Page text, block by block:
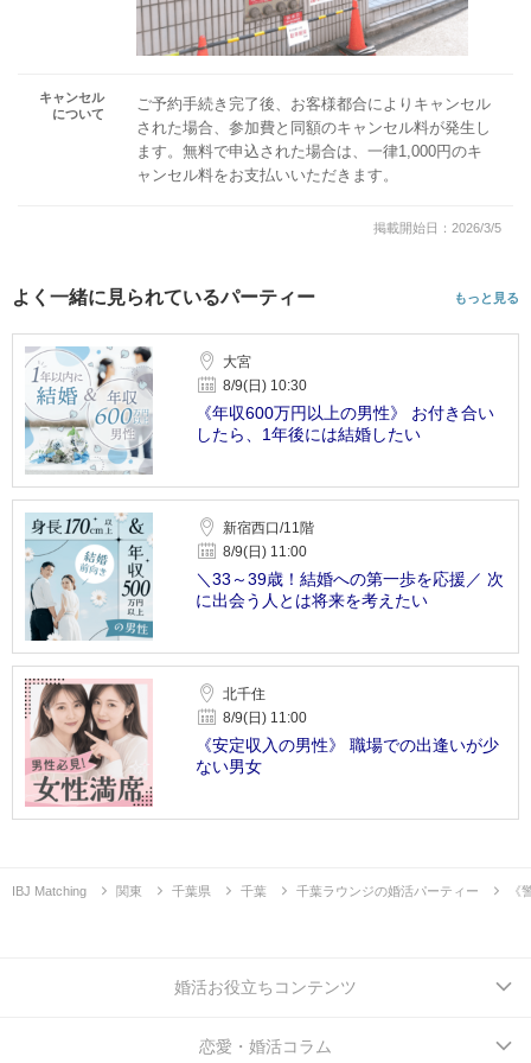
キャンセル
について
ご予約手続き完了後、お客様都合によりキャンセル
された場合、参加費と同額のキャンセル料が発生し
ます。無料で申込された場合は、一律1,000円のキ
ャンセル料をお支払いいただきます。
掲載開始日：2026/3/5
よく一緒に見られているパーティー もっと見る
大宮
8/9(日) 10:30
《年収600万円以上の男性》 お付き合い
したら、1年後には結婚したい
新宿西口/11階
8/9(日) 11:00
＼33～39歳！結婚への第一歩を応援／ 次
に出会う人とは将来を考えたい
北千住
8/9(日) 11:00
《安定収入の男性》 職場での出逢いが少
ない男女
IBJ Matching 関東 千葉県 千葉 千葉ラウンジの婚活パーティー 《
婚活お役立ちコンテンツ
恋愛・婚活コラム